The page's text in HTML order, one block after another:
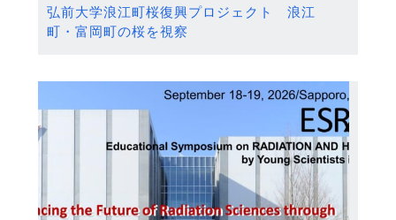
弘前大学浪江町桜復興プロジェクト 浪江
町・富岡町の桜を視察